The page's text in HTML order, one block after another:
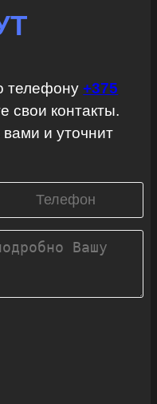
телефону+375
свои контакты.
и уточнит